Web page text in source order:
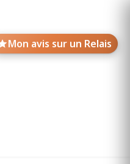
Mon avis sur un Relais